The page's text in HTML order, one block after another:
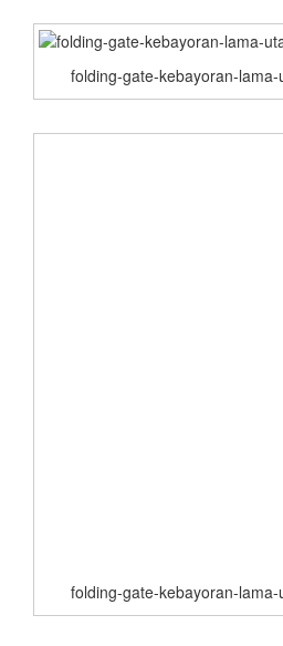
folding-gate-kebayoran-
folding-gate-kebayoran-